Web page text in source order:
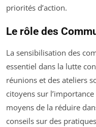
priorités d’action.
Le rôle des
La sensibilisation des
essentiel dans la lutte
réunions et des ateliers
citoyens sur
moyens de la réduire
conseils sur des